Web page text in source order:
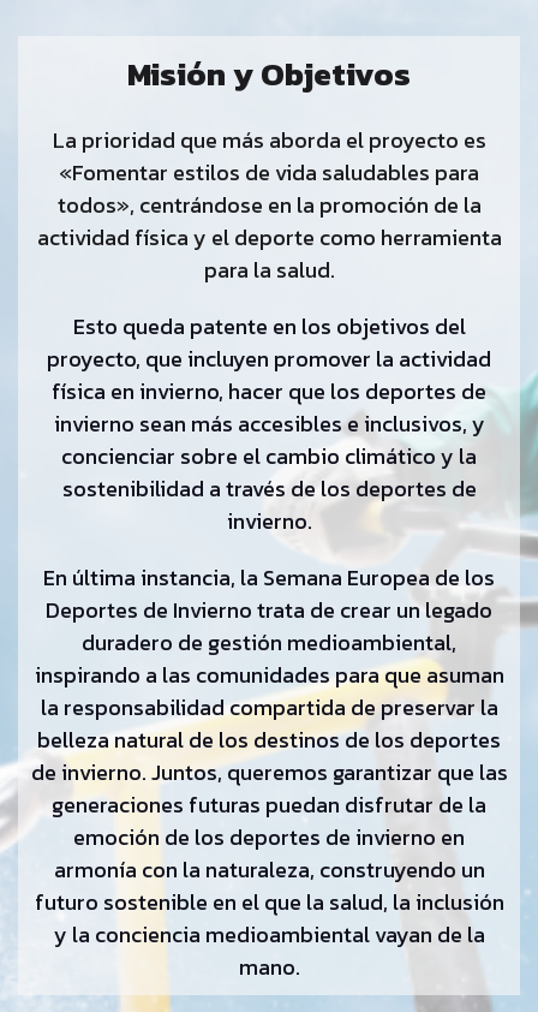
Misión y Objetivos
La prioridad que más aborda el proyecto es
«Fomentar estilos de vida saludables para
todos», centrándose en la promoción de la
actividad física y el deporte como herramienta
para la salud.
Esto queda patente en los objetivos del
proyecto, que incluyen promover la actividad
física en invierno, hacer que los deportes de
invierno sean más accesibles e inclusivos, y
concienciar sobre el cambio climático y la
sostenibilidad a través de los deportes de
invierno.
En última instancia, la Semana Europea de los
Deportes de Invierno trata de crear un legado
duradero de gestión medioambiental,
inspirando a las comunidades para que asuman
la responsabilidad compartida de preservar la
belleza natural de los destinos de los deportes
de invierno. Juntos, queremos garantizar que las
generaciones futuras puedan disfrutar de la
emoción de los deportes de invierno en
armonía con la naturaleza, construyendo un
futuro sostenible en el que la salud, la inclusión
y la conciencia medioambiental vayan de la
mano.